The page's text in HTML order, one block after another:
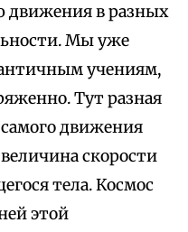
движения в разных
Мы уже
учениям,
Тут разная
движения
величина скорости
тела. Космос
этой